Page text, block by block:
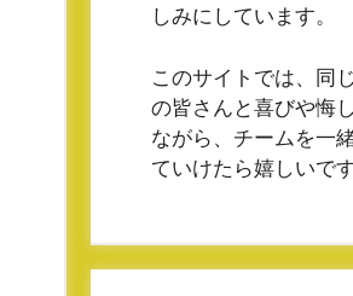
しみにしています。
このサイトでは、同
の皆さんと喜びや悔
ながら、チームを一
ていけたら嬉しいで